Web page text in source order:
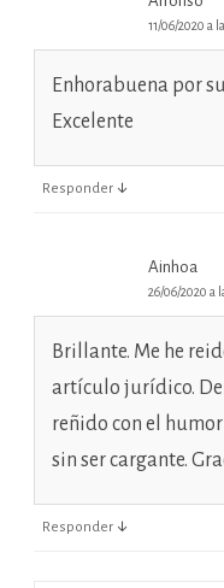
11/06/2020 a
Enhorabuena por
Excelente
Responder ↓
Ainhoa
26/06/2020 a
Brillante. Me he
artículo jurídico.
reñido con el
sin ser cargante.
Responder ↓